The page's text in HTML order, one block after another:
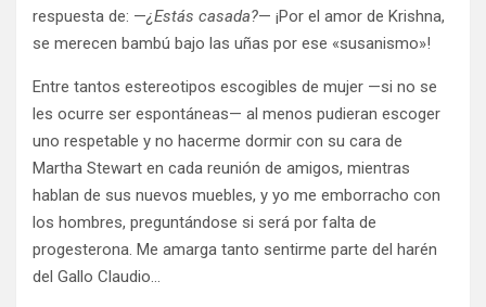
respuesta de: —¿Estás casada?— ¡Por el amor de Krishna,
se merecen bambú bajo las uñas por ese «susanismo»!
Entre tantos estereotipos escogibles de mujer —si no se
les ocurre ser espontáneas— al menos pudieran escoger
uno respetable y no hacerme dormir con su cara de
Martha Stewart en cada reunión de amigos, mientras
hablan de sus nuevos muebles, y yo me emborracho con
los hombres, preguntándose si será por falta de
progesterona. Me amarga tanto sentirme parte del harén
del Gallo Claudio…